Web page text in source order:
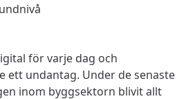
för varje dag och
ett undantag. Under de senaste
inom byggsektorn blivit allt